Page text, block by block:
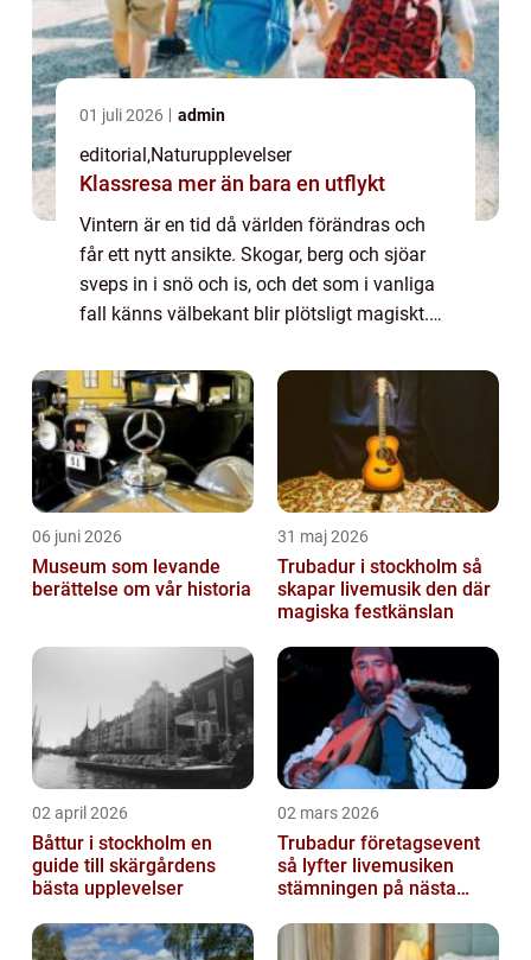
01 juli 2026 admin
editorial,Naturupplevelser
Klassresa mer än bara en utflykt
Vintern är en tid då världen förändras och
får ett nytt ansikte. Skogar, berg och sjöar
sveps in i snö och is, och det som i vanliga
fall känns välbekant blir plötsligt magiskt.
06 juni 2026
Museum som levande
berättelse om vår historia
31 maj 2026
Trubadur i stockholm så
skapar livemusik den där
magiska festkänslan
02 april 2026
Båttur i stockholm en
guide till skärgårdens
bästa upplevelser
02 mars 2026
Trubadur företagsevent
så lyfter livemusiken
stämningen på nästa